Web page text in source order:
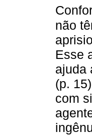
não
Esse
ajuda
(p.
com